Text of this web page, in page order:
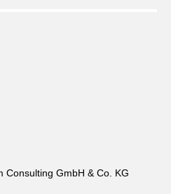
Consulting GmbH & Co. KG